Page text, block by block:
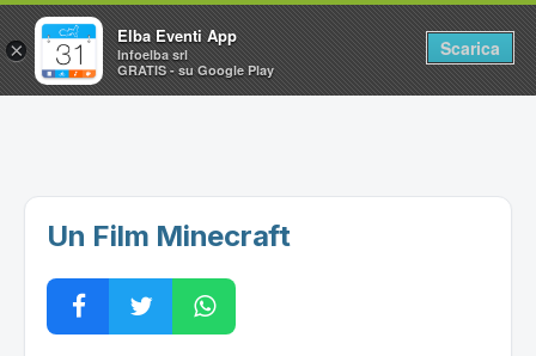
Home
Vacanze all'Isola d'Elba
Un Film Minecraft
×
Elba Eventi App
Infoelba srl
GRATIS - su Google Play
Scarica